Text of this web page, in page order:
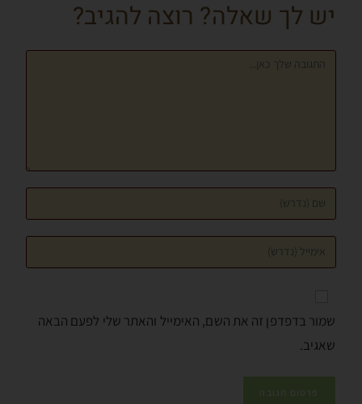
p
er
k
יש לך שאלה? רוצה להגיב?
שמור בדפדפן זה את השם, האימייל והאתר שלי לפעם הבאה
שאגיב.